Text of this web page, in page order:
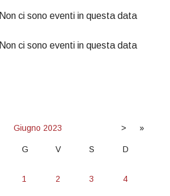
Non ci sono eventi in questa data
Non ci sono eventi in questa data
Giugno 2023 > »
G V S D
1 2 3 4